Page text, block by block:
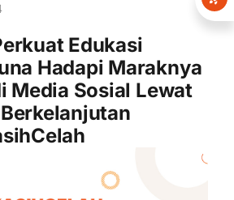
Edukasi
Hadapi Maraknya
Media Sosial Lewat